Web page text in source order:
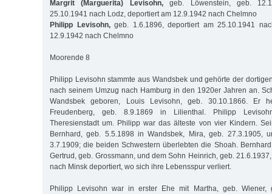
Margrit (Marguerita) Levisohn,geb. Löwenstein, geb.
25.10.1941 nach Lodz, deportiert am 12.9.1942 nach Chelmno
Philipp Levisohn,geb. 1.6.1896, deportiert am 25.10.1941
12.9.1942 nach Chelmno
Moorende 8
Philipp Levisohn stammte aus Wandsbek und gehörte der
nach seinem Umzug nach Hamburg in den 1920er Jahren an.
Wandsbek geboren, Louis Levisohn, geb. 30.10.1866. Er
Freudenberg, geb. 8.9.1869 in Lilienthal. Philipp
Theresienstadt um. Philipp war das älteste von vier Kindern.
Bernhard, geb. 5.5.1898 in Wandsbek, Mira, geb. 27.3.1905,
3.7.1909; die beiden Schwestern überlebten die Shoah.
Gertrud, geb. Grossmann, und dem Sohn Heinrich, geb.
nach Minsk deportiert, wo sich ihre Lebensspur verliert.
Philipp Levisohn war in erster Ehe mit Martha, geb. Wiener,